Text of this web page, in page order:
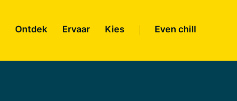
Ontdek Ervaar Kies Even chill